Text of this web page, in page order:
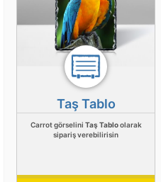
Taş Tablo
Carrot görselini Taş Tabloolarak
sipariş verebilirisin